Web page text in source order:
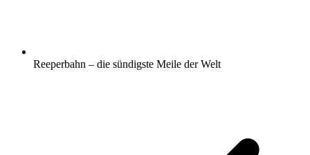
Reeperbahn – die sündigste Meile der Welt